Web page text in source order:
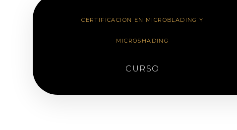
CERTIFICACION EN MICROBLADING Y
MICROSHADING
CURSO